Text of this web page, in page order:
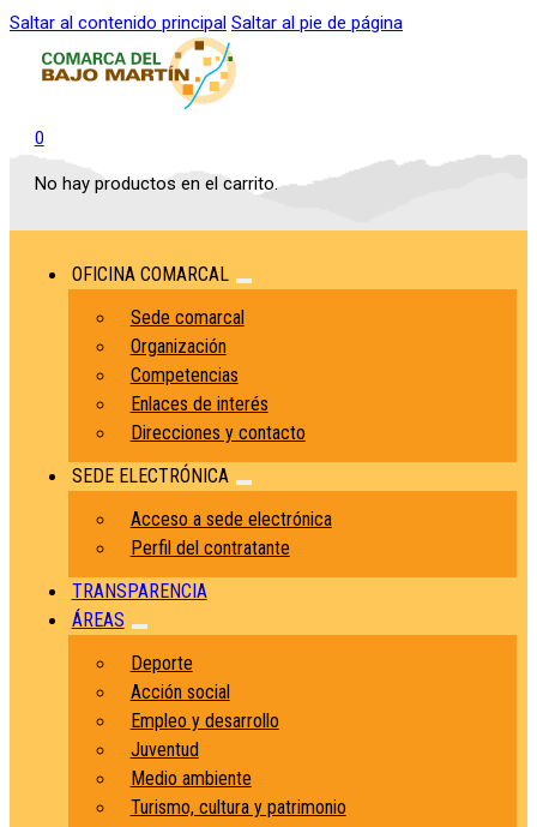
Saltar al contenido principal Saltar al pie de página
0
No hay productos en el carrito.
OFICINA COMARCAL
Sede comarcal
Organización
Competencias
Enlaces de interés
Direcciones y contacto
SEDE ELECTRÓNICA
Acceso a sede electrónica
Perfil del contratante
TRANSPARENCIA
ÁREAS
Deporte
Acción social
Empleo y desarrollo
Juventud
Medio ambiente
Turismo, cultura y patrimonio